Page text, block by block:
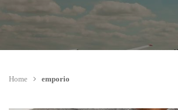
Home emporio